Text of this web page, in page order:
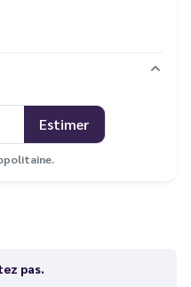
Estimer
pas.